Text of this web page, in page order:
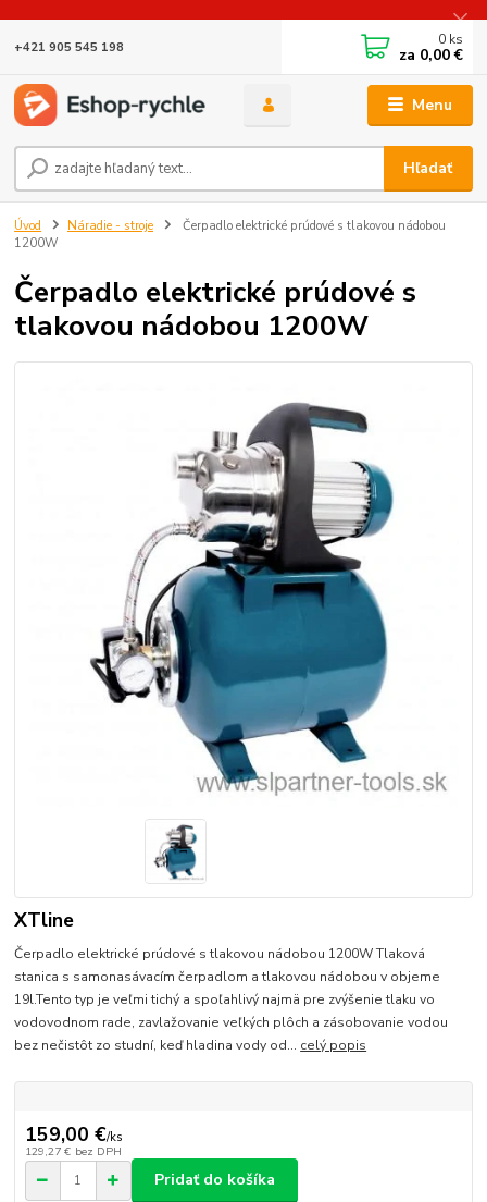
Menu
Hľadať
+421 905 545 198 0 ks
za 0,00 €
Úvod Náradie - stroje
Čerpadlo elektrické prúdové s tlakovou nádobou
1200W
Čerpadlo elektrické prúdové s
tlakovou nádobou 1200W
XTline
Čerpadlo elektrické prúdové s tlakovou nádobou 1200W Tlaková
stanica s samonasávacím čerpadlom a tlakovou nádobou v objeme
19l.Tento typ je veľmi tichý a spoľahlivý najmä pre zvýšenie tlaku vo
vodovodnom rade, zavlažovanie veľkých plôch a zásobovanie vodou
bez nečistôt zo studní, keď hladina vody od... celý popis
159,00 €/ks
129,27 € bez DPH
Pridať do košíka